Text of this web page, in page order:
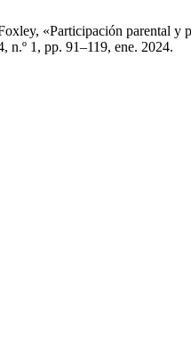
«Participación parental y
n.º 1, pp. 91–119, ene. 2024.